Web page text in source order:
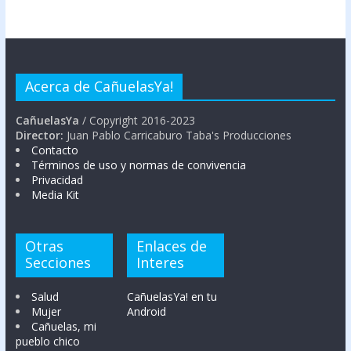
Acerca de CañuelasYa!
CañuelasYa / Copyright 2016-2023
Director: Juan Pablo Carricaburo Taba's Producciones
Contacto
Términos de uso y normas de convivencia
Privacidad
Media Kit
Otras
Secciones
Salud
Mujer
Cañuelas, mi
pueblo chico
Enlaces de
Interes
CañuelasYa! en tu
Android